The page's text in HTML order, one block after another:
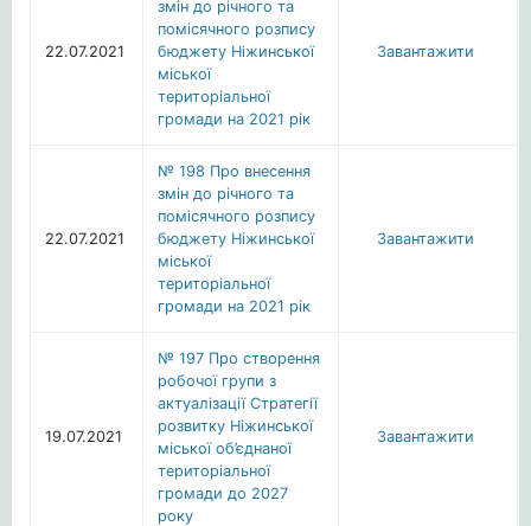
22.07.2021
змін до річного та
помісячного розпису
бюджету Ніжинської
міської
територіальної
громади на 2021 рік
Завантажити
22.07.2021
№ 198 Про внесення
змін до річного та
помісячного розпису
бюджету Ніжинської
міської
територіальної
громади на 2021 рік
Завантажити
19.07.2021
№ 197 Про створення
робочої групи з
актуалізації Стратегії
розвитку Ніжинської
міської об’єднаної
територіальної
громади до 2027
року
Завантажити